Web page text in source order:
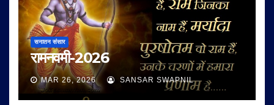
सनातन संसार
रामनवमी-2026
MAR 26, 2026 SANSAR SWAPNIL